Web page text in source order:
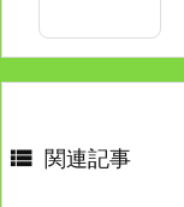
 関連記事